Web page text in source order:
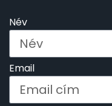
Név
Email